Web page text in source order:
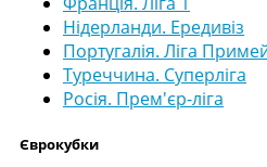
Нідерланди. Ередивіз
Португалія. Ліга
Туреччина. Суперліга
Росія. Прем'єр-ліга
Єврокубки